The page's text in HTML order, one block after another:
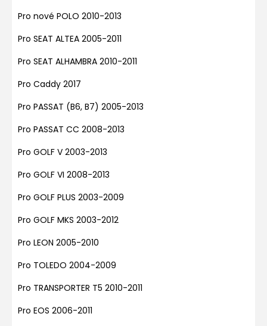
Pro nové POLO 2010-2013
Pro SEAT ALTEA 2005-2011
Pro SEAT ALHAMBRA 2010-2011
Pro Caddy 2017
Pro PASSAT (B6, B7) 2005-2013
Pro PASSAT CC 2008-2013
Pro GOLF V 2003-2013
Pro GOLF VI 2008-2013
Pro GOLF PLUS 2003-2009
Pro GOLF MKS 2003-2012
Pro LEON 2005-2010
Pro TOLEDO 2004-2009
Pro TRANSPORTER T5 2010-2011
Pro EOS 2006-2011